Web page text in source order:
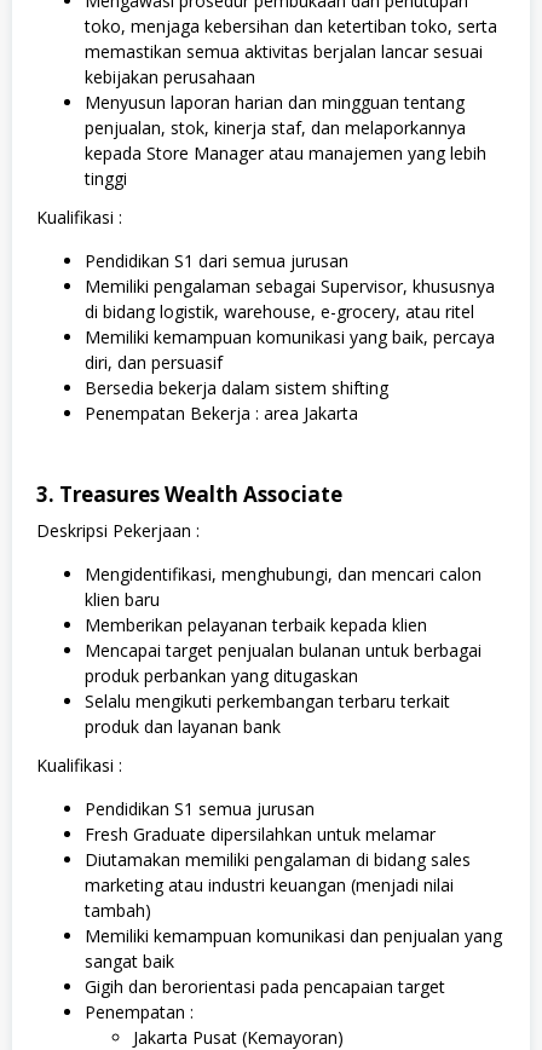
toko, menjaga kebersihan dan ketertiban toko, serta
memastikan semua aktivitas berjalan lancar sesuai
kebijakan perusahaan
Menyusun laporan harian dan mingguan tentang
penjualan, stok, kinerja staf, dan melaporkannya
kepada Store Manager atau manajemen yang lebih
tinggi
Kualifikasi :
Pendidikan S1 dari semua jurusan
Memiliki pengalaman sebagai Supervisor, khususnya
di bidang logistik, warehouse, e-grocery, atau ritel
Memiliki kemampuan komunikasi yang baik, percaya
diri, dan persuasif
Bersedia bekerja dalam sistem shifting
Penempatan Bekerja : area Jakarta
3. Treasures Wealth Associate
Deskripsi Pekerjaan :
Mengidentifikasi, menghubungi, dan mencari calon
klien baru
Memberikan pelayanan terbaik kepada klien
Mencapai target penjualan bulanan untuk berbagai
produk perbankan yang ditugaskan
Selalu mengikuti perkembangan terbaru terkait
produk dan layanan bank
Kualifikasi :
Pendidikan S1 semua jurusan
Fresh Graduate dipersilahkan untuk melamar
Diutamakan memiliki pengalaman di bidang sales
marketing atau industri keuangan (menjadi nilai
tambah)
Memiliki kemampuan komunikasi dan penjualan yang
sangat baik
Gigih dan berorientasi pada pencapaian target
Penempatan :
Jakarta Pusat (Kemayoran)